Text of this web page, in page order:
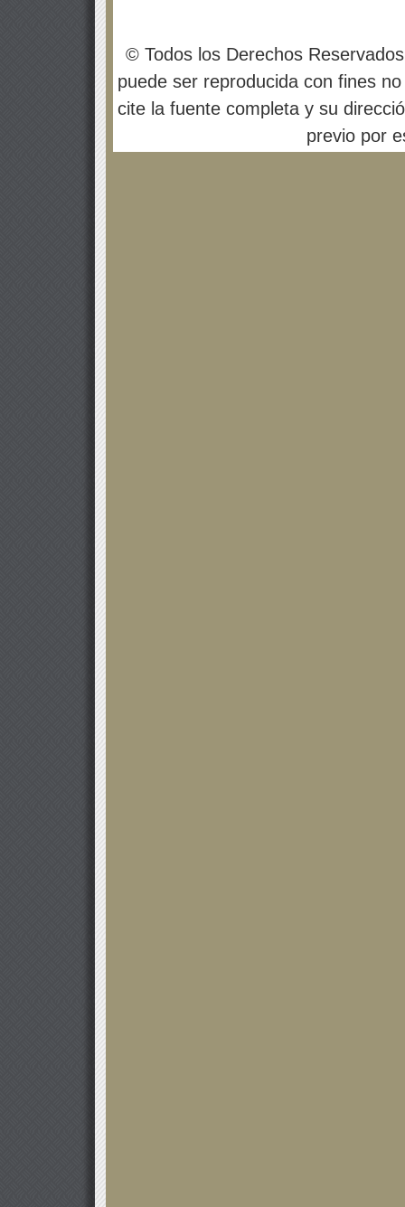
© Todos los Derechos
puede ser reproducida con fines
cite la fuente completa y su
previo por